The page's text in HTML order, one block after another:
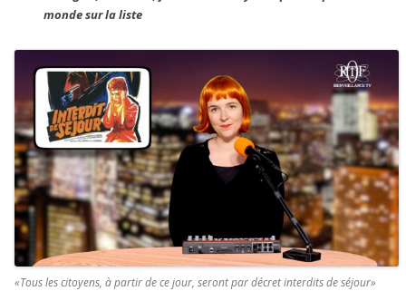
monde sur la liste
«Tous les citoyens, à partir de ce jour, seront par décret interdits de séjour»